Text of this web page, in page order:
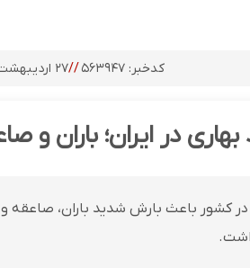
کدخبر: ۵۶۳۹۴۷ //۲۷ اردیبهشت ۱۴۰۵
در ایران؛ باران و
کشور باعث بارش شدید باران،